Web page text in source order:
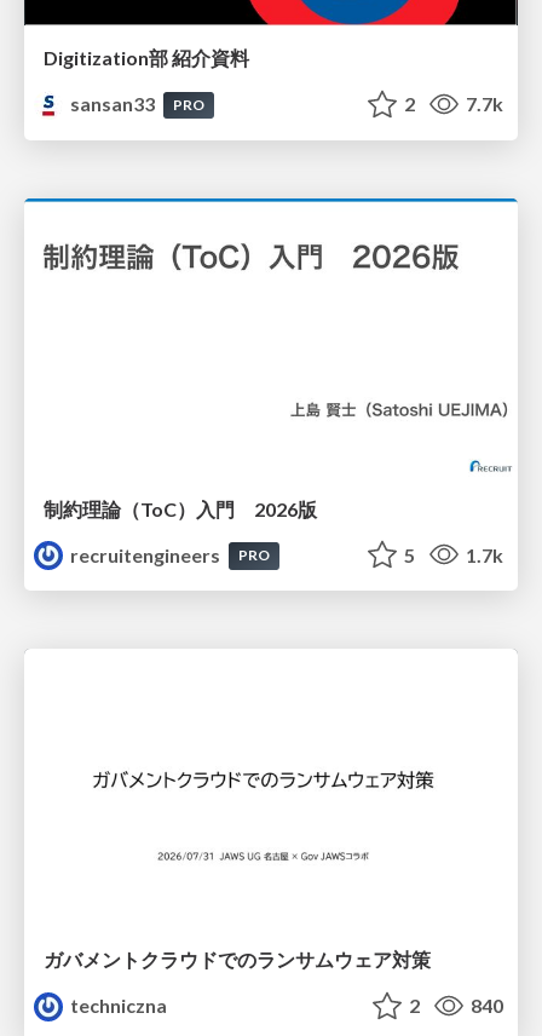
Digitization部 紹介資料
sansan33
PRO 2 7.7k
制約理論（ToC）入門 2026版
recruitengineers
PRO 5 1.7k
ガバメントクラウドでのランサムウェア対策
techniczna
2 840